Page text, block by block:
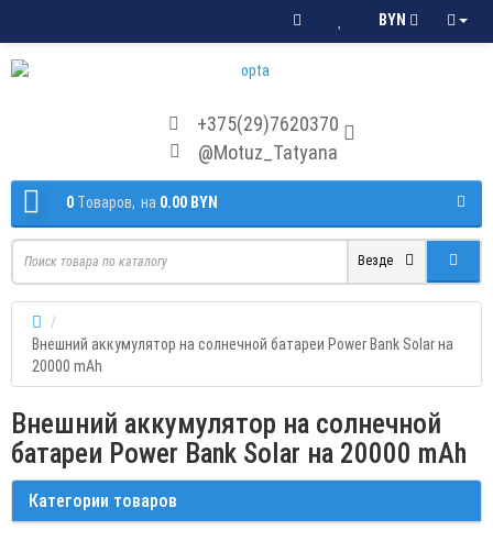
BYN
+375(29)7620370
@Motuz_Tatyana
0 Tоваров, на 0.00 BYN
Везде
Внешний аккумулятор на солнечной батареи Power Bank Solar на
20000 mAh
Внешний аккумулятор на солнечной
батареи Power Bank Solar на 20000 mAh
Категории товаров